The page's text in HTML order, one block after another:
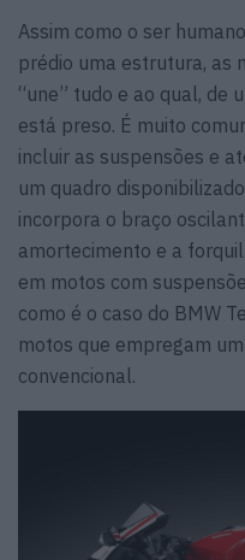
Assim como o ser
prédio uma estrutura, as
“une” tudo e ao qual, de
está preso. É muito
incluir as suspensões e
um quadro
incorpora o braço
amortecimento e a
em motos com
como é o caso do BMW
motos que empregam
convencional.